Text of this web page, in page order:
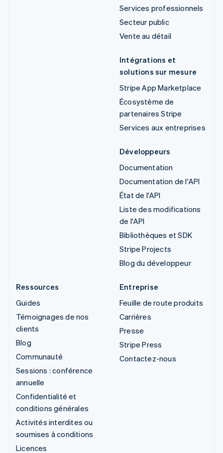
Services professionnels
Secteur public
Vente au détail
Intégrations et
solutions sur mesure
Stripe App Marketplace
Écosystème de
partenaires Stripe
Services aux entreprises
Développeurs
Documentation
Documentation de l'API
État de l'API
Liste des modifications
de l'API
Bibliothèques et SDK
Stripe Projects
Blog du développeur
Ressources
Guides
Témoignages de nos
clients
Blog
Communauté
Sessions : conférence
annuelle
Confidentialité et
conditions générales
Activités interdites ou
soumises à conditions
Licences
Entreprise
Feuille de route produits
Carrières
Presse
Stripe Press
Contactez-nous